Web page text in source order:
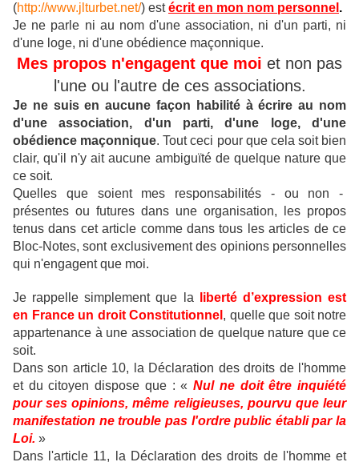
(http://www.jlturbet.net/) estécrit en mon nom personnel .
Je ne parle ni au nom d'une association, ni d'un parti, ni
d'une loge, ni d'une obédience maçonnique.
Mes propos n'engagent que moi et non pas
l'une ou l'autre de ces associations.
Je ne suis en aucune façon habilité à écrire au nom
d'une association, d'un parti, d'une loge, d'une
obédience maçonnique.Tout ceci pour que cela soit bien
clair, qu'il n'y ait aucune ambiguïté de quelque nature que
ce soit.
Quelles que soient mes responsabilités - ou non -
présentes ou futures dans une organisation, les propos
tenus dans cet article comme dans tous les articles de ce
Bloc-Notes, sont exclusivement des opinions personnelles
qui n'engagent que moi.
Je rappelle simplement que la
liberté d’expression est
en France un droit Constitutionnel , quelle que soit notre
appartenance à une association de quelque nature que ce
soit.
Dans son article 10, la Déclaration des droits de l'homme
et du citoyen dispose que : «Nul ne doit être inquiété
pour ses opinions, même religieuses, pourvu que leur
manifestation ne trouble pas l'ordre public établi par la
Loi. »
Dans l'article 11, la Déclaration des droits de l'homme et